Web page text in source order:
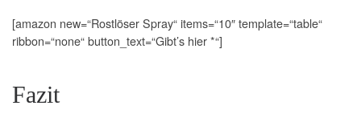
[amazon new=“Rostlöser Spray“ items=“10″ template=“table“
ribbon=“none“ button_text=“Gibt’s hier *“]
Fazit